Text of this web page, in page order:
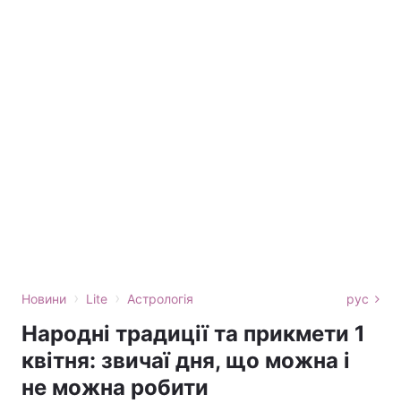
Новини › Lite › Астрологія рус
Народні традиції та прикмети 1
квітня: звичаї дня, що можна і
не можна робити